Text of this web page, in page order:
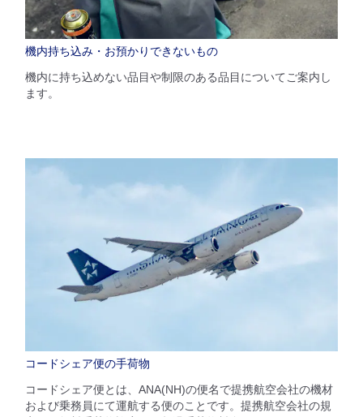
機内持ち込み・お預かりできないもの
機内に持ち込めない品目や制限のある品目についてご案内し
ます。
コードシェア便の手荷物
コードシェア便とは、ANA(NH)の便名で提携航空会社の機材
および乗務員にて運航する便のことです。提携航空会社の規